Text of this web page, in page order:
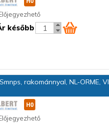
később
rakománnyal, NL-ORME, VI